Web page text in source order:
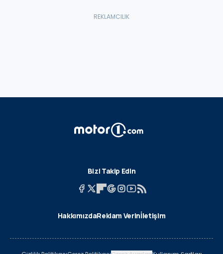
Bizi Takip Edin
HakkımızdaReklam Verinİletişim